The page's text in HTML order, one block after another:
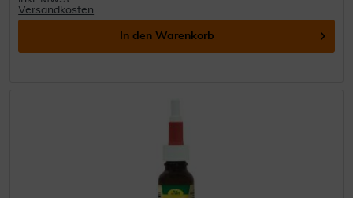
Versandkosten
In den Warenkorb